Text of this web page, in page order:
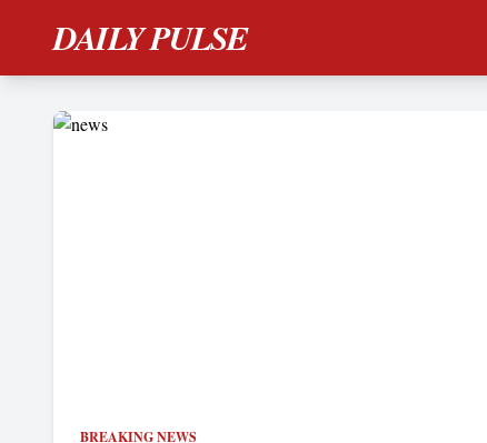
DAILY PULSE
BREAKING NEWS